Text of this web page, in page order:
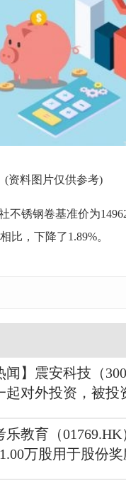
(资料图片仅供参考)
不锈钢卷基准价为
比，下降了1.89%。
闻】震安科技（
起对外投资，被投
乐教育（
万股用于股份奖